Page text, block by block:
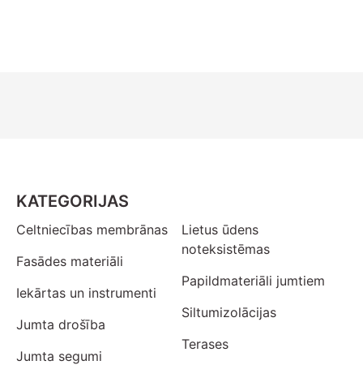
KATEGORIJAS
Celtniecības membrānas
Fasādes materiāli
Iekārtas un instrumenti
Jumta drošība
Jumta segumi
Lietus ūdens
noteksistēmas
Papildmateriāli jumtiem
Siltumizolācijas
Terases